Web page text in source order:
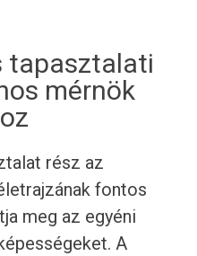
tapasztalati
mérnök
rész az
fontos
meg az egyéni
A